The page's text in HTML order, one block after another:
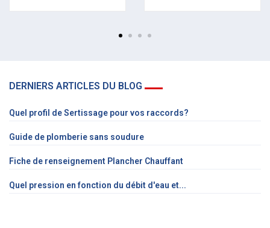
DERNIERS ARTICLES DU BLOG
Quel profil de Sertissage pour vos raccords?
Guide de plomberie sans soudure
Fiche de renseignement Plancher Chauffant
Quel pression en fonction du débit d'eau et...